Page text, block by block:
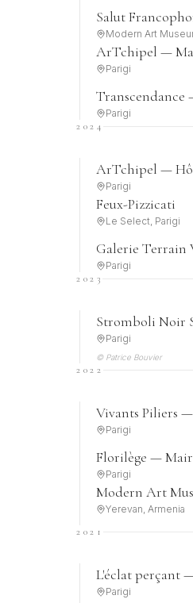
Salut
Modern Art
ArTchipel —
Parigi
Transcendance
Parigi
2024
ArTchipel —
Parigi
Feux-Pizzicati
Le Select, Parigi
Galerie Terrain
Parigi
2023
Stromboli Noir
Parigi
© Patrice Bouvier
2022
Vivants Piliers
Parigi
Florilège —
Parigi
Modern Art
Yerevan, Armenia
2021
L'éclat perçant
Parigi